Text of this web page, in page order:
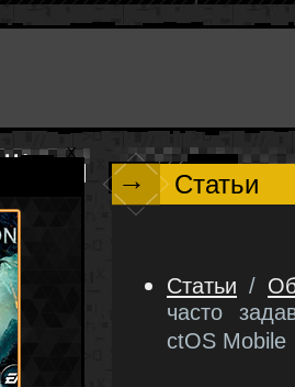
→ Статьи
Статьи /
часто
ctOS Mobile